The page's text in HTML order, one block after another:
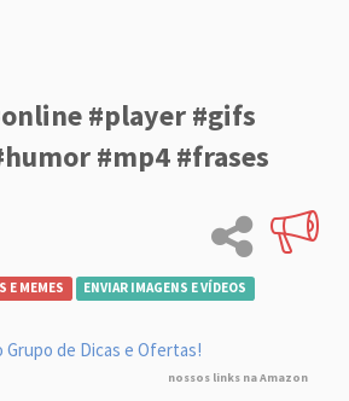
#player #gifs
#mp4 #frases
E MEMES ENVIAR IMAGENS E VÍDEOS
Grupo de Dicas e Ofertas!
nossos links na Amazon